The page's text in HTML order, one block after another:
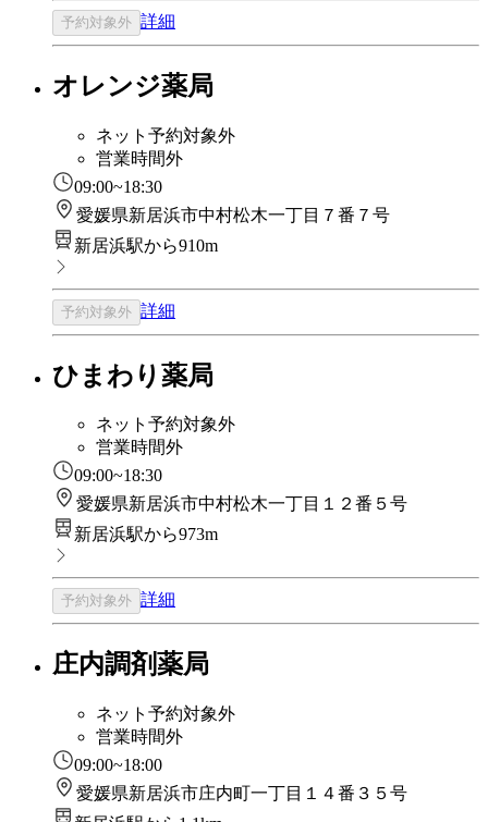
予約対象外 詳細
オレンジ薬局
ネット予約対象外
営業時間外
09:00~18:30
愛媛県新居浜市中村松木一丁目７番７号
新居浜駅から910m
予約対象外 詳細
ひまわり薬局
ネット予約対象外
営業時間外
09:00~18:30
愛媛県新居浜市中村松木一丁目１２番５号
新居浜駅から973m
予約対象外 詳細
庄内調剤薬局
ネット予約対象外
営業時間外
09:00~18:00
愛媛県新居浜市庄内町一丁目１４番３５号